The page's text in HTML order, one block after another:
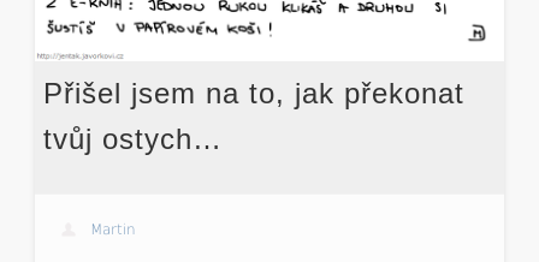
Přišel jsem na to, jak překonat
tvůj ostych…
Martin